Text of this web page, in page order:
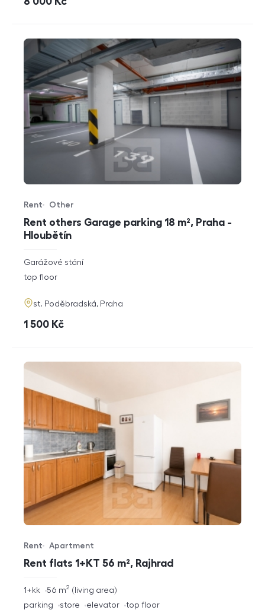
Rent others Garage parking 18 m², Praha -
Hloubětín
Offer type
Rent
Property type
Other
rozměry
disposition
Garážové stání
funkce
top floor
adresa
st. Poděbradská, Praha
cena
1 500 Kč
Rent flats 1+KT 56 m², Rajhrad
Offer type
Rent
Property type
Apartment
rozměry
disposition
1+kk living area
56 m2
funkce
parking store elevator top floor